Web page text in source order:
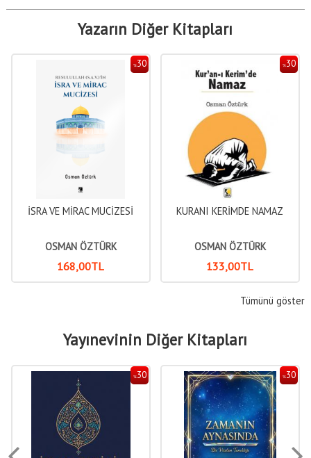
Yazarın Diğer Kitapları
%30
İSRA VE MİRAC MUCİZESİ
OSMAN ÖZTÜRK
168,00TL
%30
KURANI KERİMDE NAMAZ
OSMAN ÖZTÜRK
133,00TL
Tümünü göster
Yayınevinin Diğer Kitapları
%30 %30